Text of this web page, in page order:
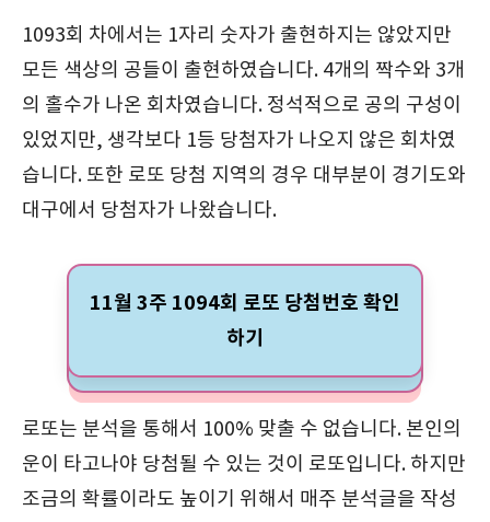
1093회 차에서는 1자리 숫자가 출현하지는 않았지만
모든 색상의 공들이 출현하였습니다. 4개의 짝수와 3개
의 홀수가 나온 회차였습니다. 정석적으로 공의 구성이
있었지만, 생각보다 1등 당첨자가 나오지 않은 회차였
습니다. 또한 로또 당첨 지역의 경우 대부분이 경기도와
대구에서 당첨자가 나왔습니다.
11월 3주 1094회 로또 당첨번호 확인
하기
로또는 분석을 통해서 100% 맞출 수 없습니다. 본인의
운이 타고나야 당첨될 수 있는 것이 로또입니다. 하지만
조금의 확률이라도 높이기 위해서 매주 분석글을 작성